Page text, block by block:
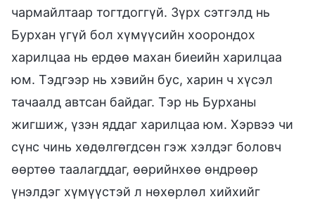
чармайлтаар тогтдоггүй. Зүрх сэтгэлд нь
Бурхан үгүй бол хүмүүсийн хоорондох
харилцаа нь ердөө махан биеийн харилцаа
юм. Тэдгээр нь хэвийн бус, харин ч хүсэл
тачаалд автсан байдаг. Тэр нь Бурханы
жигшиж, үзэн яддаг харилцаа юм. Хэрвээ чи
сүнс чинь хөдөлгөгдсөн гэж хэлдэг боловч
өөртөө таалагддаг, өөрийнхөө өндрөөр
үнэлдэг хүмүүстэй л нөхөрлөл хийхийг